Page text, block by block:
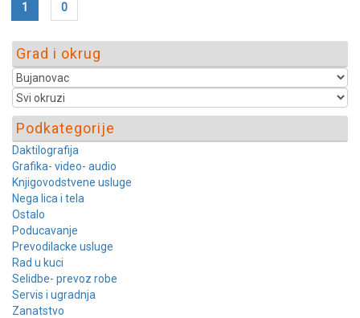
1 0
Grad i okrug
Podkategorije
Daktilografija
Grafika- video- audio
Knjigovodstvene usluge
Nega lica i tela
Ostalo
Poducavanje
Prevodilacke usluge
Rad u kuci
Selidbe- prevoz robe
Servis i ugradnja
Zanatstvo